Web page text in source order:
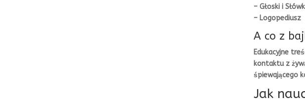
– Głoski i
– Logopediusz
A co z
Edukacyjne
kontaktu z
śpiewającego
Jak